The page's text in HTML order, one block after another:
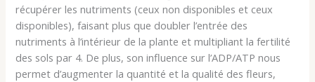
récupérer les nutriments (ceux non disponibles et ceux
disponibles), faisant plus que doubler l’entrée des
nutriments à l’intérieur de la plante et multipliant la fertilité
des sols par 4. De plus, son influence sur l’ADP/ATP nous
permet d’augmenter la quantité et la qualité des fleurs,